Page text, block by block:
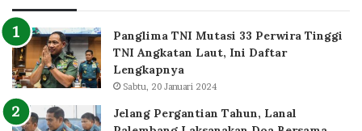
Panglima TNI Mutasi 33 Perwira Tinggi
TNI Angkatan Laut, Ini Daftar
Lengkapnya
Sabtu, 20 Januari 2024
Jelang Pergantian Tahun, Lanal